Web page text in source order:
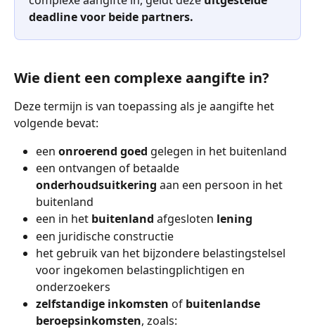
deadline voor beide partners.
Wie dient een complexe aangifte in?
Deze termijn is van toepassing als je aangifte het
volgende bevat:
een onroerend goed gelegen in het buitenland
een ontvangen of betaalde
onderhoudsuitkering aan een persoon in het
buitenland
een in het buitenland afgesloten lening
een juridische constructie
het gebruik van het bijzondere belastingstelsel
voor ingekomen belastingplichtigen en
onderzoekers
zelfstandige inkomsten of buitenlandse
beroepsinkomsten, zoals: